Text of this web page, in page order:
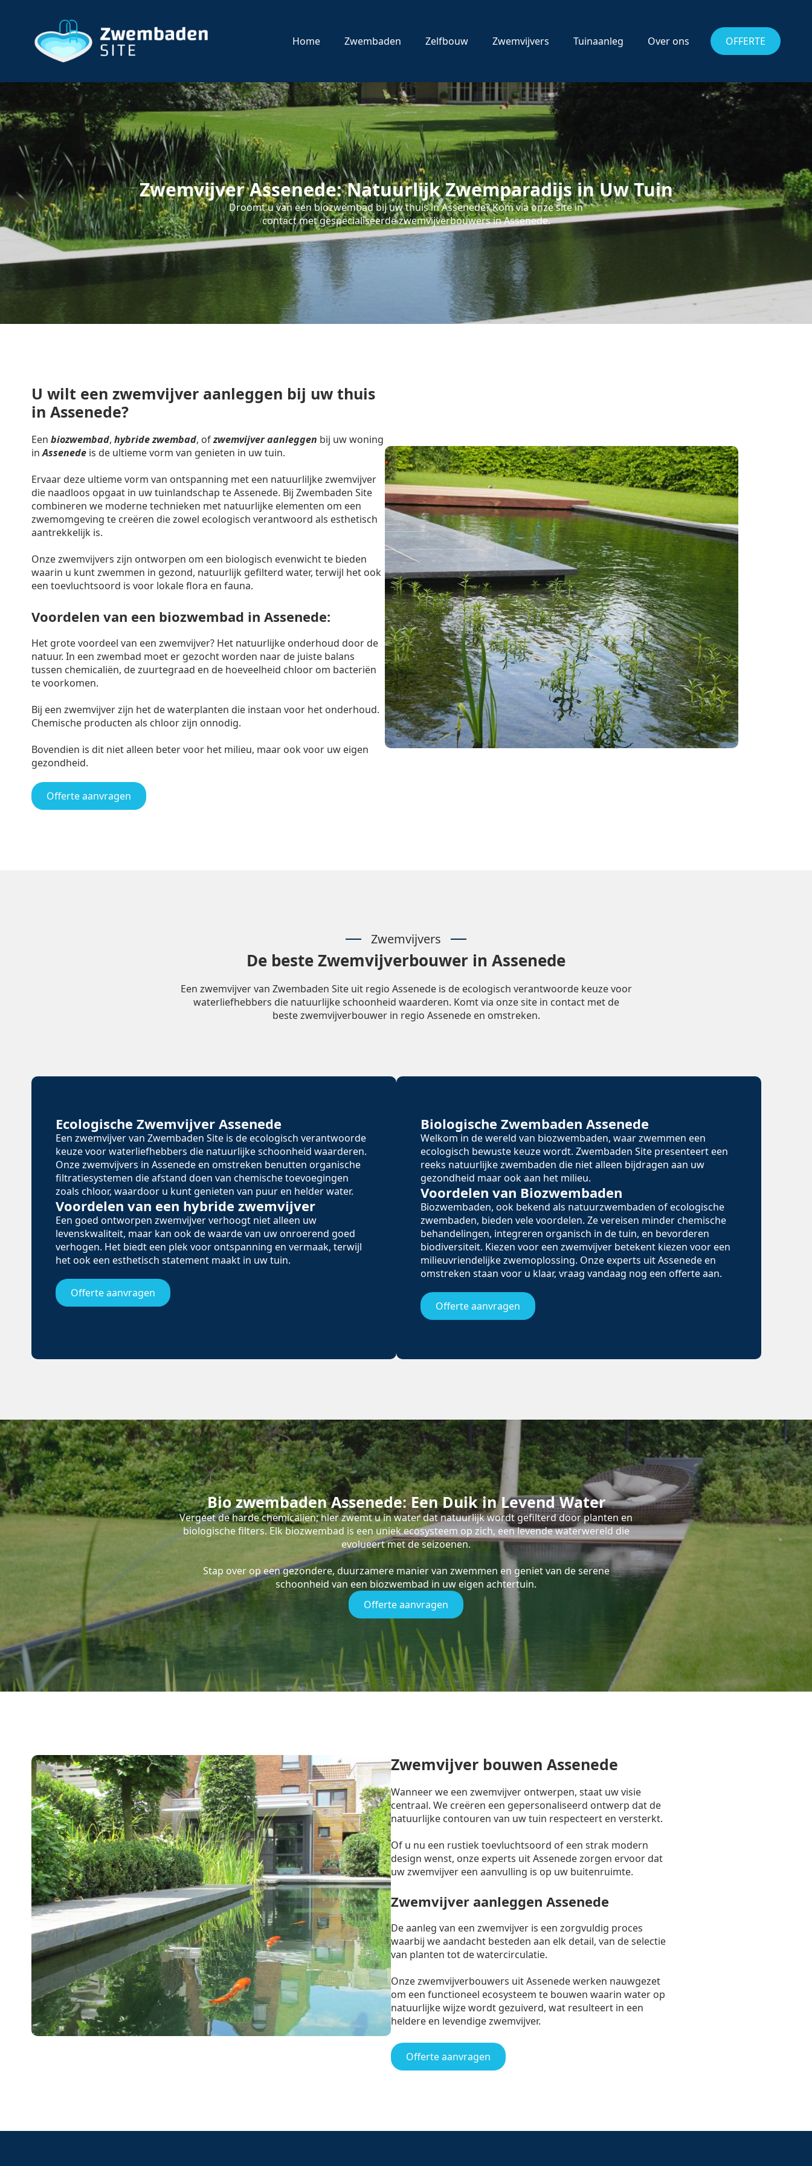
Home Zwembaden Zelfbouw Zwemvijvers Tuinaanleg Over ons OFFERTE
Zwemvijver Assenede: Natuurlijk Zwemparadijs in Uw Tuin
Droomt u van een biozwembad bij uw thuis in Assenede? Kom via onze site in
contact met gespecialiseerde zwemvijverbouwers in Assenede.
U wilt een zwemvijver aanleggen bij uw thuis
in Assenede?
Een biozwembad, hybride zwembad, ofzwemvijver aanleggen bij uw woning
inAssenede is de ultieme vorm van genieten in uw tuin.
Ervaar deze ultieme vorm van ontspanning met een natuurliljke zwemvijver
die naadloos opgaat in uw tuinlandschap te Assenede. Bij Zwembaden Site
combineren we moderne technieken met natuurlijke elementen om een
zwemomgeving te creëren die zowel ecologisch verantwoord als esthetisch
aantrekkelijk is.
Onze zwemvijvers zijn ontworpen om een biologisch evenwicht te bieden
waarin u kunt zwemmen in gezond, natuurlijk gefilterd water, terwijl het ook
een toevluchtsoord is voor lokale flora en fauna.
Voordelen van een biozwembad in Assenede:
Het grote voordeel van een zwemvijver? Het natuurlijke onderhoud door de
natuur. In een zwembad moet er gezocht worden naar de juiste balans
tussen chemicaliën, de zuurtegraad en de hoeveelheid chloor om bacteriën
te voorkomen.
Bij een zwemvijver zijn het de waterplanten die instaan voor het onderhoud.
Chemische producten als chloor zijn onnodig.
Bovendien is dit niet alleen beter voor het milieu, maar ook voor uw eigen
gezondheid.
Offerte aanvragen
Zwemvijvers
De beste Zwemvijverbouwer in Assenede
Een zwemvijver van Zwembaden Site uit regio Assenede is de ecologisch verantwoorde keuze voor
waterliefhebbers die natuurlijke schoonheid waarderen. Komt via onze site in contact met de
beste zwemvijverbouwer in regio Assenede en omstreken.
Ecologische Zwemvijver Assenede
Een zwemvijver van Zwembaden Site is de ecologisch verantwoorde
keuze voor waterliefhebbers die natuurlijke schoonheid waarderen.
Onze zwemvijvers in Assenede en omstreken benutten organische
filtratiesystemen die afstand doen van chemische toevoegingen
zoals chloor, waardoor u kunt genieten van puur en helder water.
Voordelen van een hybride zwemvijver
Een goed ontworpen zwemvijver verhoogt niet alleen uw
levenskwaliteit, maar kan ook de waarde van uw onroerend goed
verhogen. Het biedt een plek voor ontspanning en vermaak, terwijl
het ook een esthetisch statement maakt in uw tuin.
Offerte aanvragen
Biologische Zwembaden Assenede
Welkom in de wereld van biozwembaden, waar zwemmen een
ecologisch bewuste keuze wordt. Zwembaden Site presenteert een
reeks natuurlijke zwembaden die niet alleen bijdragen aan uw
gezondheid maar ook aan het milieu.
Voordelen van Biozwembaden
Biozwembaden, ook bekend als natuurzwembaden of ecologische
zwembaden, bieden vele voordelen. Ze vereisen minder chemische
behandelingen, integreren organisch in de tuin, en bevorderen
biodiversiteit. Kiezen voor een zwemvijver betekent kiezen voor een
milieuvriendelijke zwemoplossing. Onze experts uit Assenede en
omstreken staan voor u klaar, vraag vandaag nog een offerte aan.
Offerte aanvragen
Bio zwembaden Assenede: Een Duik in Levend Water
Vergeet de harde chemicaliën; hier zwemt u in water dat natuurlijk wordt gefilterd door planten en
biologische filters. Elk biozwembad is een uniek ecosysteem op zich, een levende waterwereld die
evolueert met de seizoenen.
Stap over op een gezondere, duurzamere manier van zwemmen en geniet van de serene
schoonheid van een biozwembad in uw eigen achtertuin.
Offerte aanvragen
Zwemvijver bouwen Assenede
Wanneer we een zwemvijver ontwerpen, staat uw visie
centraal. We creëren een gepersonaliseerd ontwerp dat de
natuurlijke contouren van uw tuin respecteert en versterkt.
Of u nu een rustiek toevluchtsoord of een strak modern
design wenst, onze experts uit Assenede zorgen ervoor dat
uw zwemvijver een aanvulling is op uw buitenruimte.
Zwemvijver aanleggen Assenede
De aanleg van een zwemvijver is een zorgvuldig proces
waarbij we aandacht besteden aan elk detail, van de selectie
van planten tot de watercirculatie.
Onze zwemvijverbouwers uit Assenede werken nauwgezet
om een functioneel ecosysteem te bouwen waarin water op
natuurlijke wijze wordt gezuiverd, wat resulteert in een
heldere en levendige zwemvijver.
Offerte aanvragen